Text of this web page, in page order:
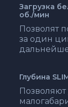
Загрузка
об./мин
Позволят
за один
Глубина